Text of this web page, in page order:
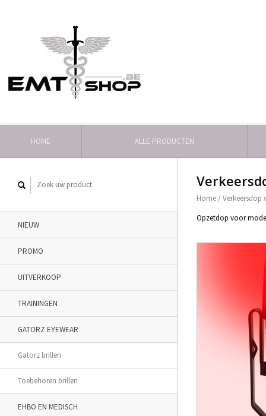
HOME ALLE PRODUCTEN
NIEUW
PROMO
UITVERKOOP
TRAININGEN
GATORZ EYEWEAR
Gatorz brillen
Toebehoren brillen
EHBO EN MEDISCH
Home /Verkeersdop
Opzetdop voor